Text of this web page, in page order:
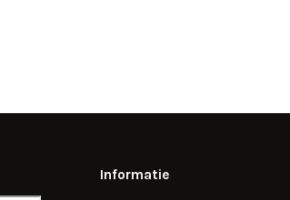
Informatie